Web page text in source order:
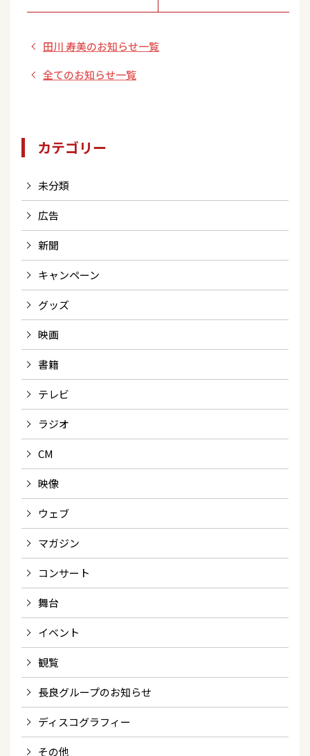
生、歌がある お
ャル 第１夜」出
演！
ル』出演のお知らせ
田川 寿美のお知らせ一覧
全てのお知らせ一覧
カテゴリー
未分類
広告
新聞
キャンペーン
グッズ
映画
書籍
テレビ
ラジオ
CM
映像
ウェブ
マガジン
コンサート
舞台
イベント
観覧
長良グループのお知らせ
ディスコグラフィー
その他